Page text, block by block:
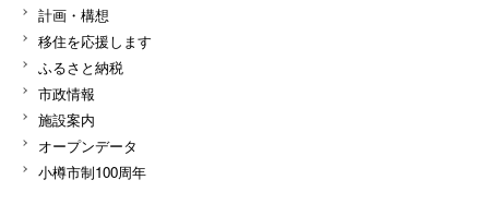
計画・構想
移住を応援します
ふるさと納税
市政情報
施設案内
オープンデータ
小樽市制100周年